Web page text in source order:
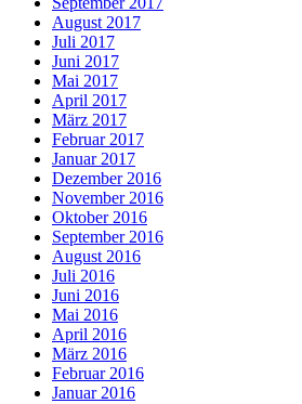
August 2017
Juli 2017
Juni 2017
Mai 2017
April 2017
März 2017
Februar 2017
Januar 2017
Dezember 2016
November 2016
Oktober 2016
September 2016
August 2016
Juli 2016
Juni 2016
Mai 2016
April 2016
März 2016
Februar 2016
Januar 2016